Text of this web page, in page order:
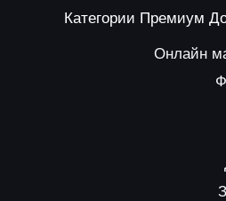
Категории Премиум
Онлайн